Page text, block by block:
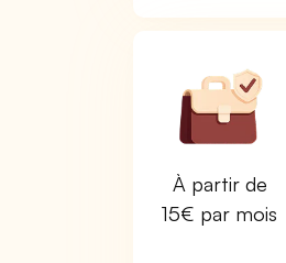
À partir de
15€ par mois